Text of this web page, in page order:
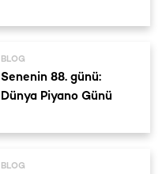
BLOG
Senenin 88. günü:
Dünya Piyano Günü
BLOG